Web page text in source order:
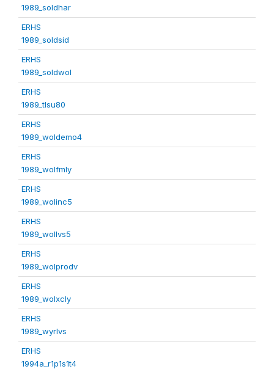
1989_soldhar
ERHS
1989_soldsid
ERHS
1989_soldwol
ERHS
1989_tlsu80
ERHS
1989_woldemo4
ERHS
1989_wolfmly
ERHS
1989_wolinc5
ERHS
1989_wollvs5
ERHS
1989_wolprodv
ERHS
1989_wolxcly
ERHS
1989_wyrlvs
ERHS
1994a_r1p1s1t4